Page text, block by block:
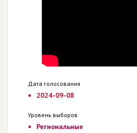
Дата голосования
2024-09-08
Уровень выборов
Региональные